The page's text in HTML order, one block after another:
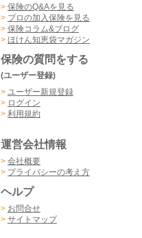
> 保険のQ&Aを見る
> プロの加入保険を見る
> 保険コラム&ブログ
> ほけん知恵袋マガジン
保険の質問をする
(ユーザー登録)
> ユーザー新規登録
> ログイン
> 利用規約
運営会社情報
> 会社概要
> プライバシーの考え方
ヘルプ
> お問合せ
> サイトマップ